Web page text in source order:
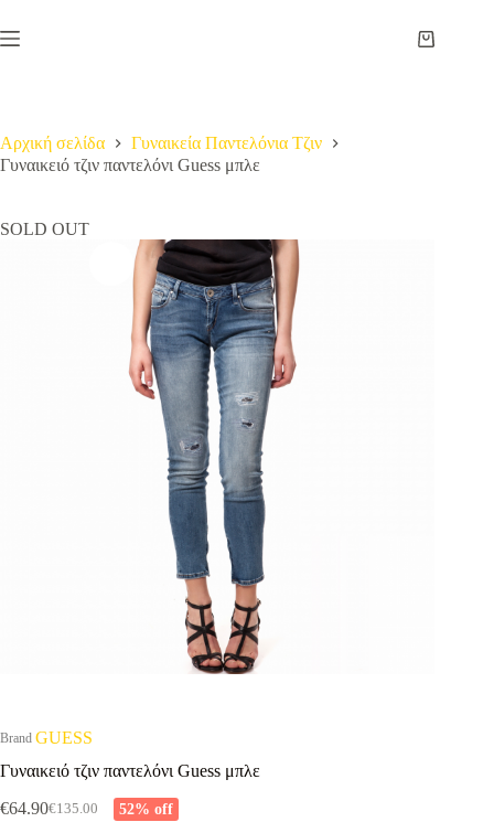
στο
περιεχόμενο
Καλάθι
Αρχική σελίδα
Γυναικεία Παντελόνια Τζιν
Γυναικειό τζιν παντελόνι Guess μπλε
SOLD OUT
Brand GUESS
Γυναικειό τζιν παντελόνι Guess μπλε
€135.00
Original
€64.90Η
52% off